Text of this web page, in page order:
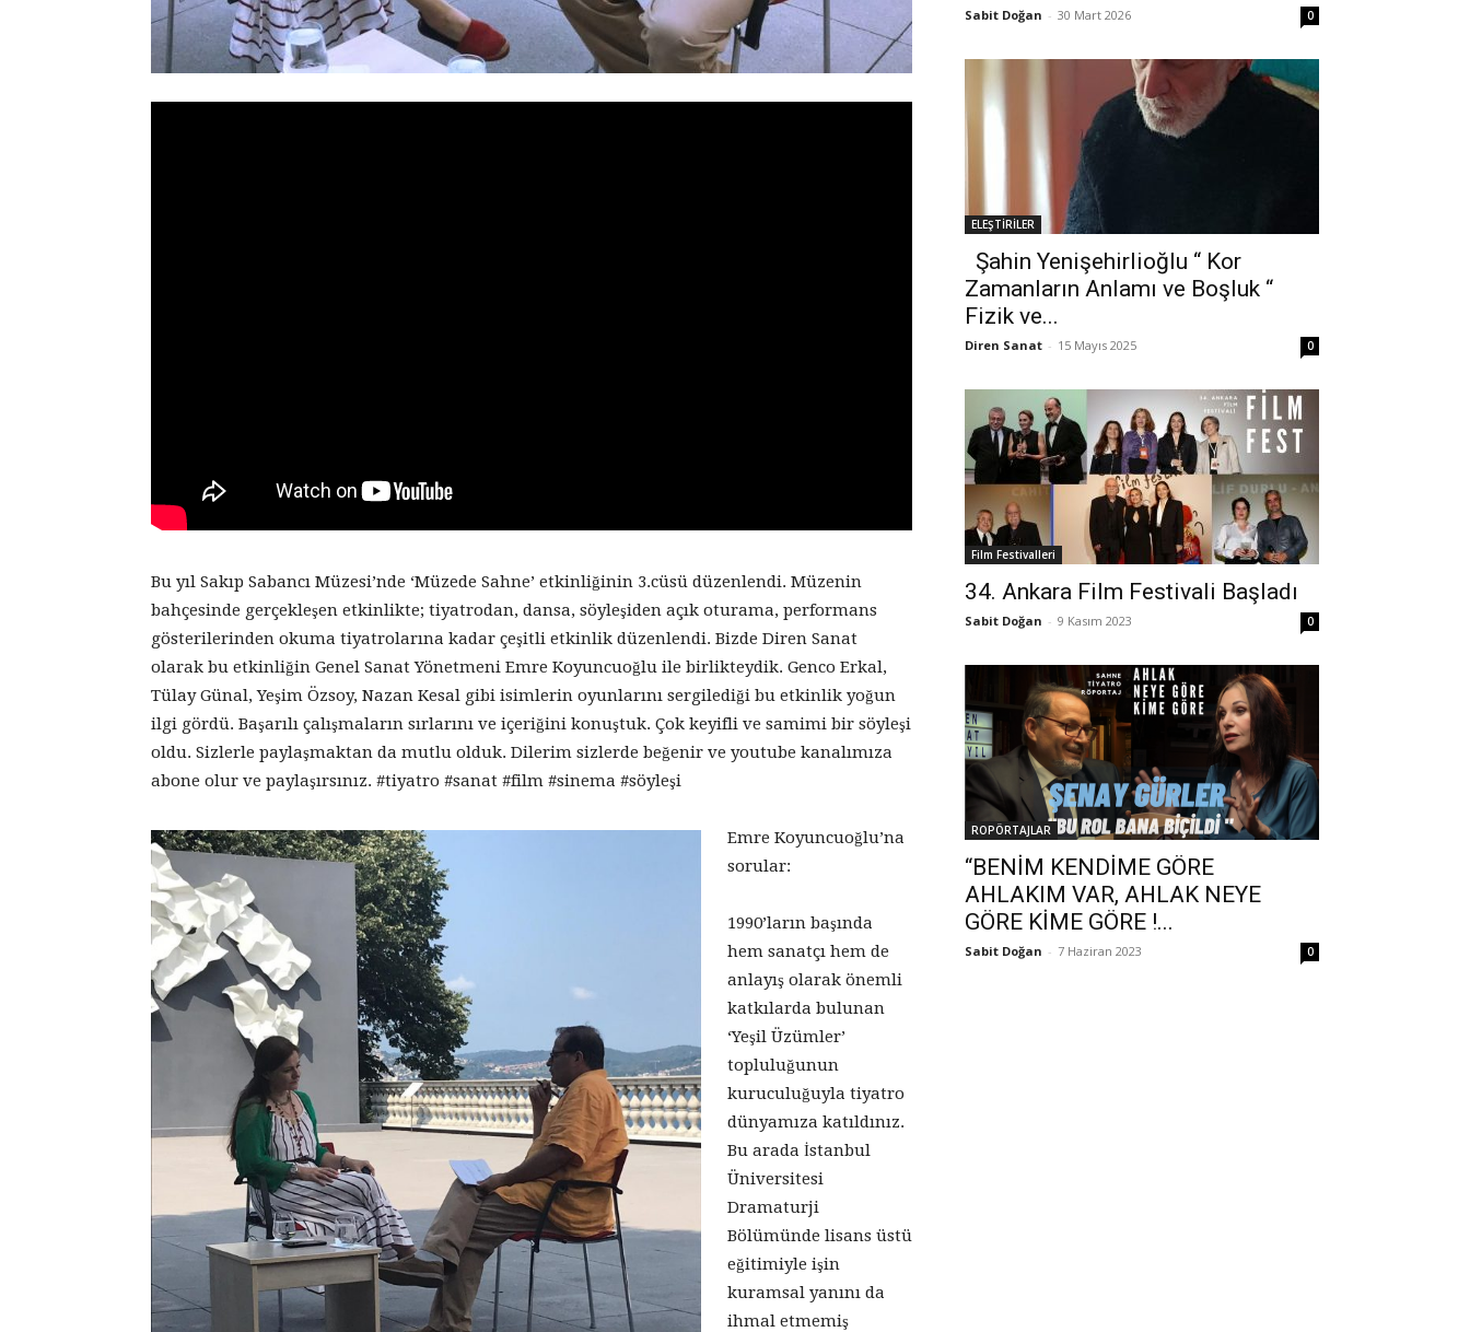
Bu yıl Sakıp Sabancı Müzesi’nde ‘Müzede Sahne’ etkinliğinin 3.cüsü düzenlendi. Müzenin
bahçesinde gerçekleşen etkinlikte; tiyatrodan, dansa, söyleşiden açık oturama, performans
gösterilerinden okuma tiyatrolarına kadar çeşitli etkinlik düzenlendi. Bizde Diren Sanat
olarak bu etkinliğin Genel Sanat Yönetmeni Emre Koyuncuoğlu ile birlikteydik. Genco Erkal,
Tülay Günal, Yeşim Özsoy, Nazan Kesal gibi isimlerin oyunlarını sergilediği bu etkinlik yoğun
ilgi gördü. Başarılı çalışmaların sırlarını ve içeriğini konuştuk. Çok keyifli ve samimi bir söyleşi
oldu. Sizlerle paylaşmaktan da mutlu olduk. Dilerim sizlerde beğenir ve youtube kanalımıza
abone olur ve paylaşırsınız. #tiyatro #sanat #film #sinema #söyleşi
Emre Koyuncuoğlu’na
sorular:
1990’ların başında
hem sanatçı hem de
anlayış olarak önemli
katkılarda bulunan
‘Yeşil Üzümler’
topluluğunun
kuruculuğuyla tiyatro
dünyamıza katıldınız.
Bu arada İstanbul
Üniversitesi
Dramaturji
Bölümünde lisans üstü
eğitimiyle işin
kuramsal yanını da
ihmal etmemiş
Sabit Doğan - 30 Mart 2026 0
ELEŞTİRİLER
Şahin Yenişehirlioğlu “ Kor
Zamanların Anlamı ve Boşluk “
Fizik ve...
Diren Sanat - 15 Mayıs 2025 0
Film Festivalleri
34. Ankara Film Festivali Başladı
Sabit Doğan - 9 Kasım 2023 0
ROPÖRTAJLAR
“BENİM KENDİME GÖRE
AHLAKIM VAR, AHLAK NEYE
GÖRE KİME GÖRE !...
Sabit Doğan - 7 Haziran 2023 0